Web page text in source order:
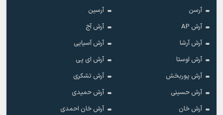
آرسن
آرسین
آرش AP
آرش آج
آرش آرشا
آرش آسیایی
آرش اوستا
آرش ای پی
آرش پوربخش
آرش تشکری
آرش حسینی
آرش حمیدی
آرش خان
آرش خان احمدی